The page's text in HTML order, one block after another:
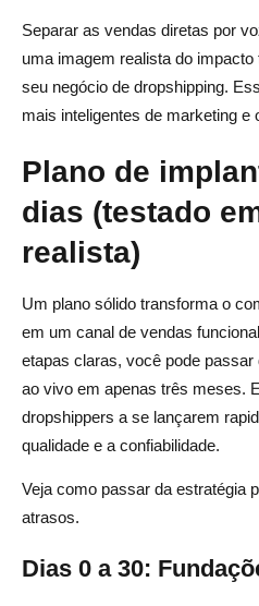
Separar as vendas diretas por
uma imagem realista do
seu negócio de dropshipping.
mais inteligentes de marketing e
Plano de
dias (testado
realista)
Um plano sólido transforma o
em um canal de vendas
etapas claras, você pode
ao vivo em apenas três meses.
dropshippers a se lançarem
qualidade e a confiabilidade.
Veja como passar da estratégia
atrasos.
Dias 0 a 30: